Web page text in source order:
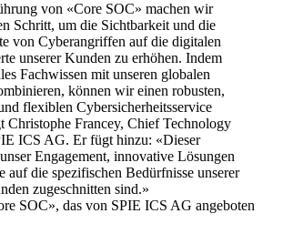
von «Core SOC» machen wir
Schritt, um die Sichtbarkeit und die
von Cyberangriffen auf die digitalen
unserer Kunden zu erhöhen. Indem
Fachwissen mit unseren globalen
können wir einen robusten,
flexiblen Cybersicherheitsservice
Christophe Francey, Chief Technology
ICS AG. Er fügt hinzu: «Dieser
Engagement, innovative Lösungen
auf die spezifischen Bedürfnisse unserer
zugeschnitten sind.»
SOC», das von SPIE ICS AG angeboten